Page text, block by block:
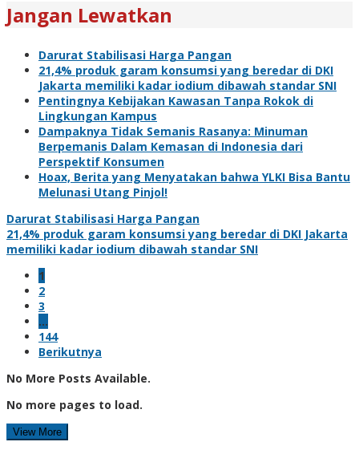
Jangan Lewatkan
Darurat Stabilisasi Harga Pangan
21,4% produk garam konsumsi yang beredar di DKI
Jakarta memiliki kadar iodium dibawah standar SNI
Pentingnya Kebijakan Kawasan Tanpa Rokok di
Lingkungan Kampus
Dampaknya Tidak Semanis Rasanya: Minuman
Berpemanis Dalam Kemasan di Indonesia dari
Perspektif Konsumen
Hoax, Berita yang Menyatakan bahwa YLKI Bisa Bantu
Melunasi Utang Pinjol!
Darurat Stabilisasi Harga Pangan
21,4% produk garam konsumsi yang beredar di DKI Jakarta
memiliki kadar iodium dibawah standar SNI
1
2
3
…
144
Berikutnya
No More Posts Available.
No more pages to load.
View More